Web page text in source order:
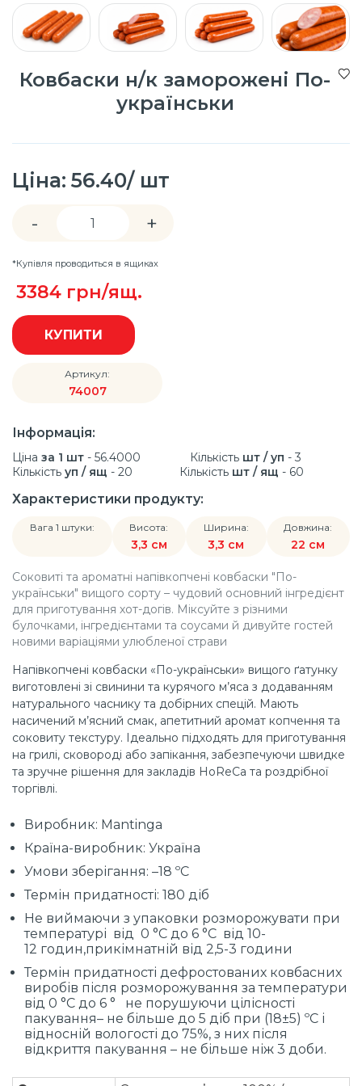
Ковбаски н/к заморожені По-
українськи
Ціна: 56.40/ шт
- +
*Купівля проводиться в ящиках
3384 грн/ящ.
КУПИТИ
Артикул:
74007
Інформація:
Ціна за 1 шт - 56.4000 Кількість шт / уп - 3
Кількість уп / ящ - 20 Кількість шт / ящ - 60
Характеристики продукту:
Вага 1 штуки: Висота:
3,3 см
Ширина:
3,3 см
Довжина:
22 см
Соковиті та ароматні напівкопчені ковбаски "По-
українськи" вищого сорту – чудовий основний інгредієнт
для приготування хот-догів. Міксуйте з різними
булочками, інгредієнтами та соусами й дивуйте гостей
новими варіаціями улюбленої страви
Напівкопчені ковбаски «По-українськи» вищого ґатунку
виготовлені зі свинини та курячого м’яса з додаванням
натурального часнику та добірних спецій. Мають
насичений м’ясний смак, апетитний аромат копчення та
соковиту текстуру. Ідеально підходять для приготування
на грилі, сковороді або запікання, забезпечуючи швидке
та зручне рішення для закладів HoReCa та роздрібної
торгівлі.
Виробник: Mantinga
Країна-виробник: Україна
Умови зберігання: –18 ºС
Термін придатності: 180 діб
Не виймаючи з упаковки розморожувати при
температурі від 0 °С до 6 °С від 10-
12 годин,прикімнатній від 2,5-3 години
Термін придатності дефростованих ковбасних
виробів після розморожування за температури
від 0 °С до 6 ° не порушуючи цілісності
пакування– не більше до 5 діб при (18±5) ºС і
відносній вологості до 75%, з них після
відкриття пакування – не більше ніж 3 доби.